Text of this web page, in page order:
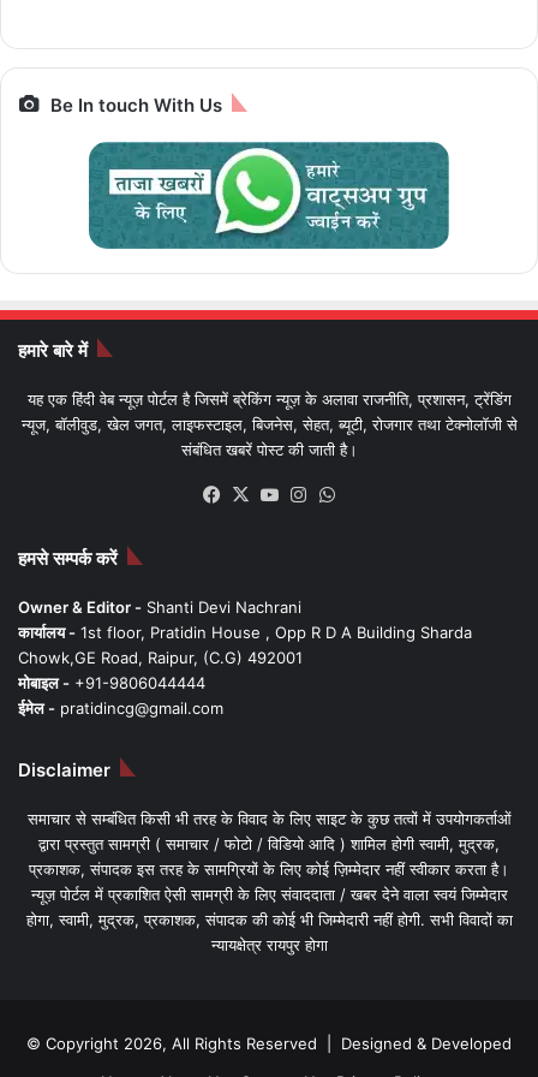
Be In touch With Us
हमारे बारे में
यह एक हिंदी वेब न्यूज़ पोर्टल है जिसमें ब्रेकिंग न्यूज़ के अलावा राजनीति, प्रशासन, ट्रेंडिंग
न्यूज, बॉलीवुड, खेल जगत, लाइफस्टाइल, बिजनेस, सेहत, ब्यूटी, रोजगार तथा टेक्नोलॉजी से
संबंधित खबरें पोस्ट की जाती है।
Facebook
X YouTubeInstagram
हमसे सम्पर्क करें
Owner & Editor - Shanti Devi Nachrani
कार्यालय - 1st floor, Pratidin House , Opp R D A Building Sharda
Chowk,GE Road, Raipur, (C.G) 492001
मोबाइल - +91-9806044444
ईमेल - pratidincg@gmail.com
Disclaimer
समाचार से सम्बंधित किसी भी तरह के विवाद के लिए साइट के कुछ तत्वों में उपयोगकर्ताओं
द्वारा प्रस्तुत सामग्री ( समाचार / फोटो / विडियो आदि ) शामिल होगी स्वामी, मुद्रक,
प्रकाशक, संपादक इस तरह के सामग्रियों के लिए कोई ज़िम्मेदार नहीं स्वीकार करता है।
न्यूज़ पोर्टल में प्रकाशित ऐसी सामग्री के लिए संवाददाता / खबर देने वाला स्वयं जिम्मेदार
होगा, स्वामी, मुद्रक, प्रकाशक, संपादक की कोई भी जिम्मेदारी नहीं होगी. सभी विवादों का
न्यायक्षेत्र रायपुर होगा
© Copyright 2026, All Rights Reserved | Designed & Developed